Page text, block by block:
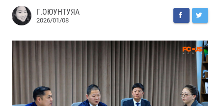
Г.ОЮУНТУЯА
2026/01/08